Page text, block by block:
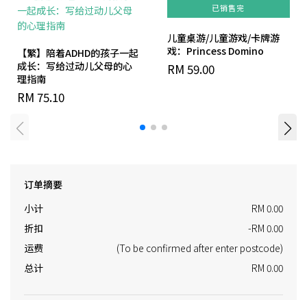
【繁】陪着ADHD的孩子一起
成长：写给过动儿父母的心
理指南
RM 75.10
已销售完
儿童桌游/儿童游戏/卡牌游
戏：Princess Domino
RM 59.00
订单摘要
小计
RM 0.00
折扣
-RM 0.00
运费
(To be confirmed after enter postcode)
总计
RM 0.00